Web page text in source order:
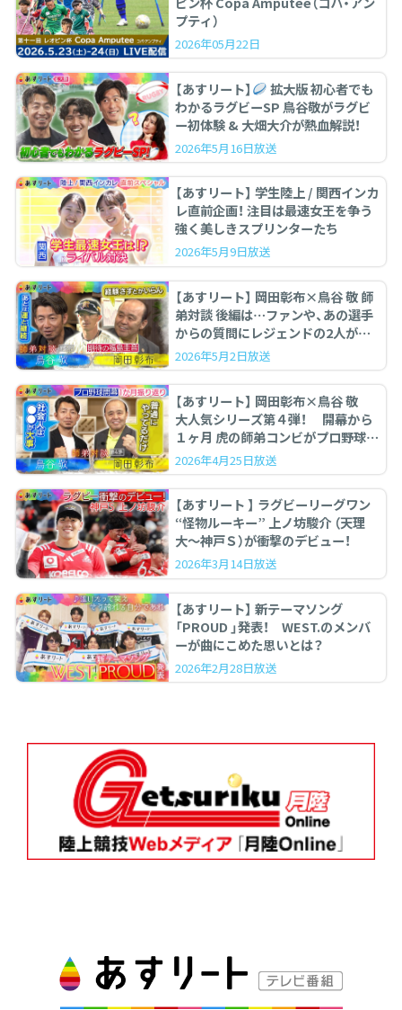
プティ）
2026年05月22日
【あすリート】
拡大版 初心者でも
わかるラグビーSP 鳥谷敬がラグビ
ー初体験 & 大畑大介が熱血解説！
2026年5月16日放送
【あすリート】 学生陸上 / 関西インカ
レ直前企画！ 注目は最速女王を争う
強く美しきスプリンターたち
2026年5月9日放送
【あすリート】 岡田彰布×鳥谷 敬 師
弟対談 後編は…ファンや、あの選手
からの質問にレジェンドの2人が答
えます。
2026年5月2日放送
【あすリート】 岡田彰布×鳥谷 敬
大人気シリーズ第４弾！ 開幕から
１ヶ月 虎の師弟コンビがプロ野球を
ぶった斬る！
2026年4月25日放送
【あすリート 】 ラグビーリーグワン
“怪物ルーキー” 上ノ坊駿介 （天理
大〜神戸Ｓ）が衝撃のデビュー！
2026年3月14日放送
【あすリート】 新テーマソング
「PROUD 」発表！ WEST.のメンバ
ーが曲にこめた思いとは？
2026年2月28日放送